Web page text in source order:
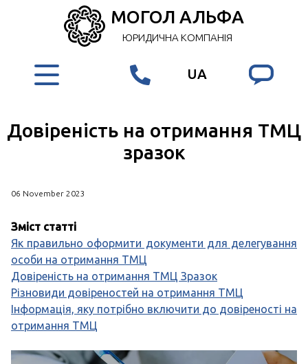
МОГОЛ АЛЬФА
ЮРИДИЧНА КОМПАНІЯ
UA
Довіреність на отримання ТМЦ
зразок
06 November 2023
Зміст статті
Як правильно оформити документи для делегування
особи на отримання ТМЦ
Довіреність на отримання ТМЦ Зразок
Різновиди довіреностей на отримання ТМЦ
Інформація, яку потрібно включити до довіреності на
отримання ТМЦ